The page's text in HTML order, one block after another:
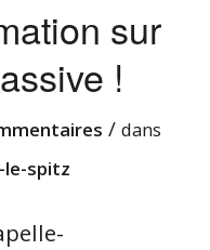
sur
!
/ dans
le-spitz